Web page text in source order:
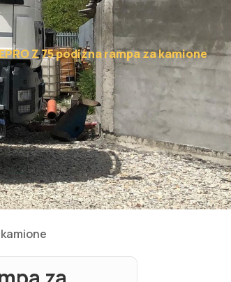
Z 75 podizna rampa za kamione